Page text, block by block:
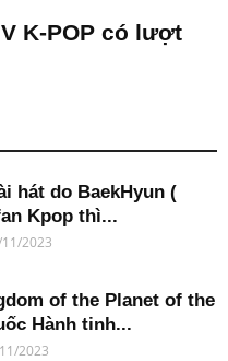
K-POP có lượt
hát do BaekHyun (
Kpop thì...
2023
of the Planet of the
Hành tinh...
2023